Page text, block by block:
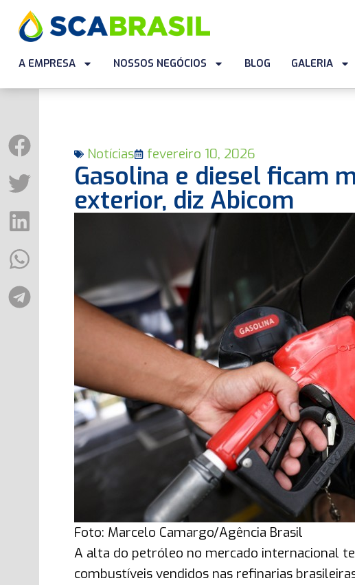
A EMPRESA NOSSOS NEGÓCIOS BLOG GALERIA
Notícias fevereiro 10, 2026
Gasolina e diesel ficam
exterior, diz Abicom
Foto: Marcelo Camargo/Agência Brasil
A alta do petróleo no mercado internacional
combustíveis vendidos nas refinarias